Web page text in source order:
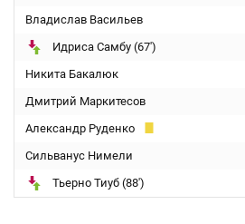
Владислав Васильев
Идриса Самбу (67')
Никита Бакалюк
Дмитрий Маркитесов
Александр Руденко
Сильванус Нимели
Тьерно Тиуб (88')